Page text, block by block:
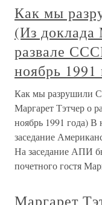
Как мы
(Из доклада
развале
ноябрь 1991
Как мы разрушили
Маргарет Тэтчер о
ноябрь 1991 года) В
заседание
На заседание АПИ
почетного гостя
Маргарет